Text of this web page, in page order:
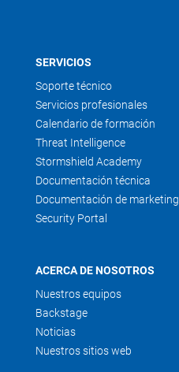
SERVICIOS
Soporte técnico
Servicios profesionales
Calendario de formación
Threat Intelligence
Stormshield Academy
Documentación técnica
Documentación de marketing
Security Portal
ACERCA DE NOSOTROS
Nuestros equipos
Backstage
Noticias
Nuestros sitios web